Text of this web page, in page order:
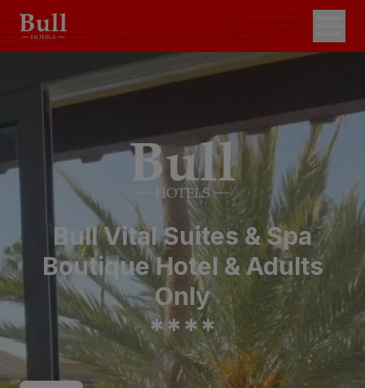
Bull Vital Suites & Spa
Boutique Hotel & Adults
Only
****